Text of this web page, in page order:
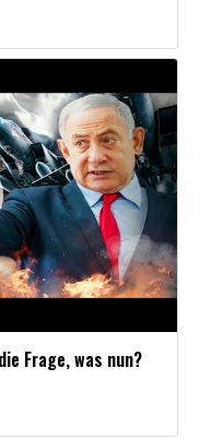
Frage, was nun?